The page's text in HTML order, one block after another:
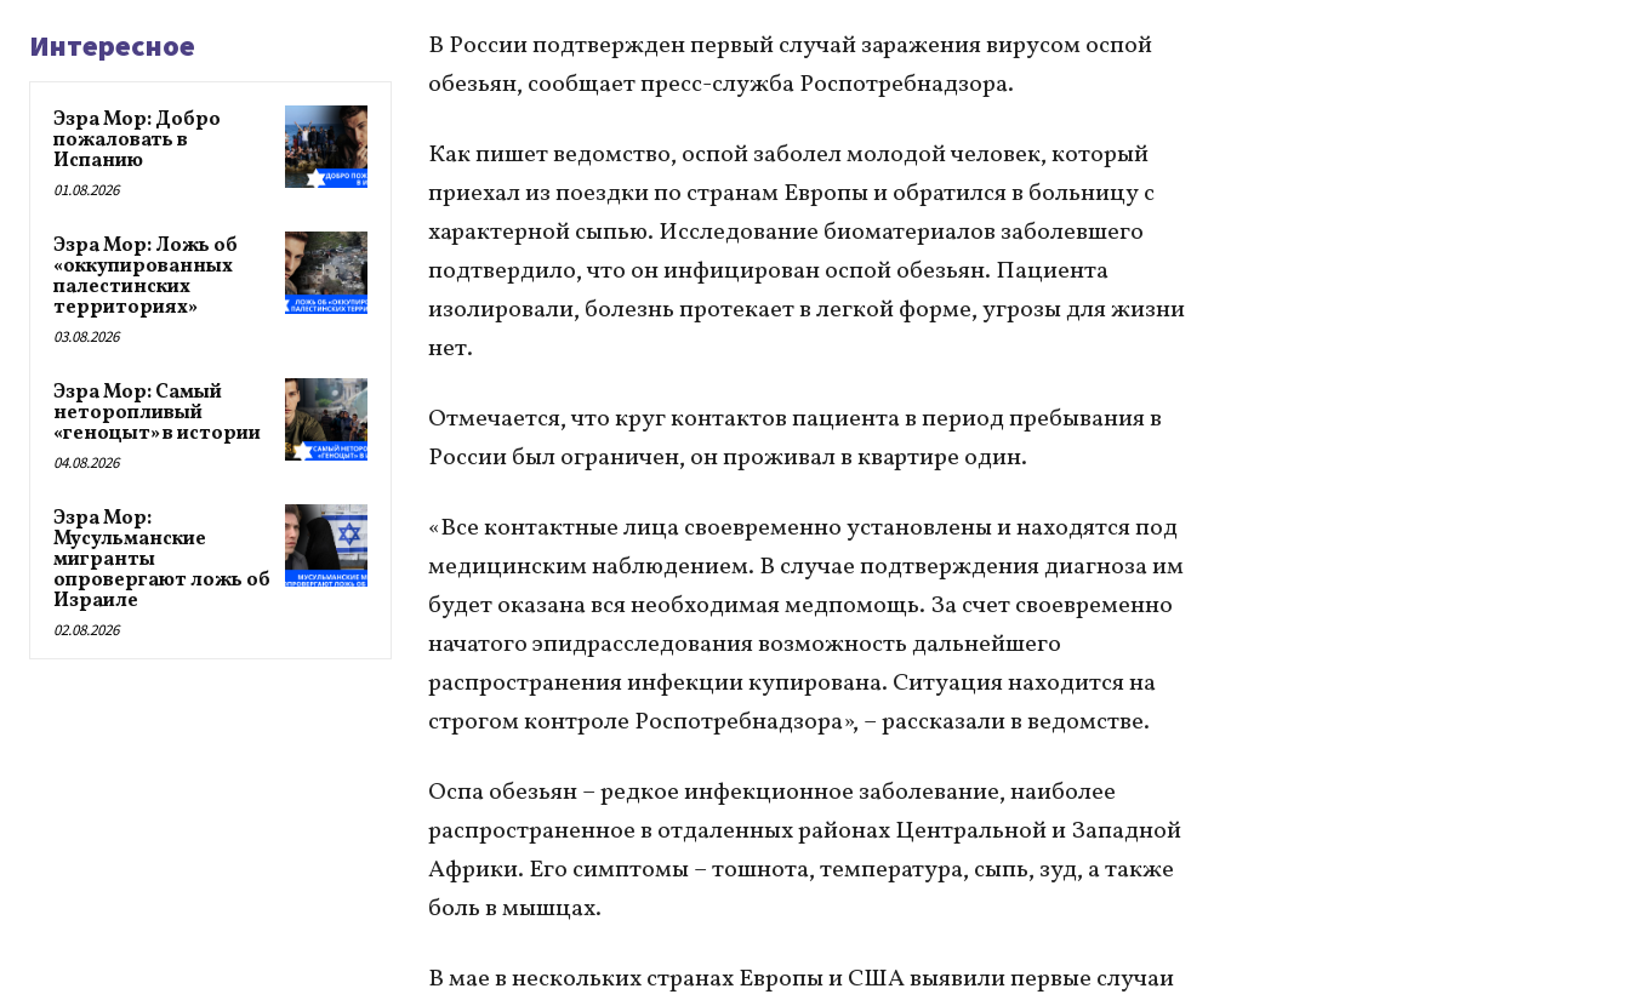
Интересное
Эзра Мор: Добро
пожаловать в
Испанию
01.08.2026
Эзра Мор: Ложь об
«оккупированных
палестинских
территориях»
03.08.2026
Эзра Мор: Самый
неторопливый
«геноцыт» в истории
04.08.2026
Эзра Мор:
Мусульманские
мигранты
опровергают ложь об
Израиле
02.08.2026
В России подтвержден первый случай заражения вирусом оспой
обезьян, сообщает пресс-служба Роспотребнадзора.
Как пишет ведомство, оспой заболел молодой человек, который
приехал из поездки по странам Европы и обратился в больницу с
характерной сыпью. Исследование биоматериалов заболевшего
подтвердило, что он инфицирован оспой обезьян. Пациента
изолировали, болезнь протекает в легкой форме, угрозы для жизни
нет.
Отмечается, что круг контактов пациента в период пребывания в
России был ограничен, он проживал в квартире один.
«Все контактные лица своевременно установлены и находятся под
медицинским наблюдением. В случае подтверждения диагноза им
будет оказана вся необходимая медпомощь. За счет своевременно
начатого эпидрасследования возможность дальнейшего
распространения инфекции купирована. Ситуация находится на
строгом контроле Роспотребнадзора», – рассказали в ведомстве.
Оспа обезьян – редкое инфекционное заболевание, наиболее
распространенное в отдаленных районах Центральной и Западной
Африки. Его симптомы – тошнота, температура, сыпь, зуд, а также
боль в мышцах.
В мае в нескольких странах Европы и США выявили первые случаи